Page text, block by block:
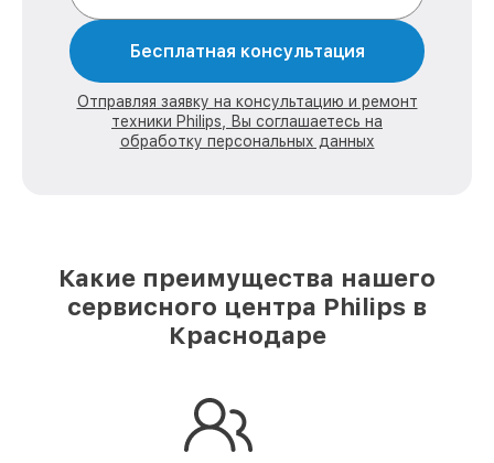
Бесплатная консультация
Отправляя заявку на консультацию и ремонт
техники Philips, Вы соглашаетесь на
обработку персональных данных
Какие преимущества нашего
сервисного центра Philips в
Краснодаре